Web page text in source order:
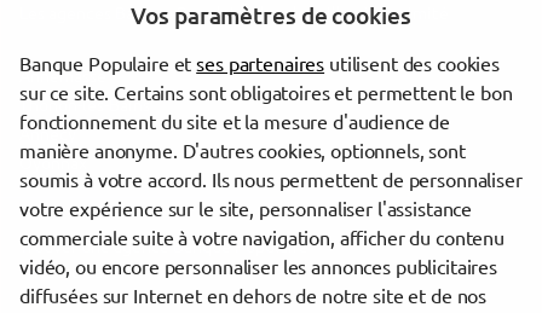
Les agences Banque Populaire dans les villes à proximité
Annemasse
Thonon-les-Bains
Annecy
Oyonnax
Trouver une agence Banque Populaire
Haute-Savoie
Annemasse
Vos paramètres de cookies
Banque Populaire etses partenaires utilisent des cookies
sur ce site. Certains sont obligatoires et permettent le bon
fonctionnement du site et la mesure d'audience de
manière anonyme. D'autres cookies, optionnels, sont
soumis à votre accord. Ils nous permettent de personnaliser
votre expérience sur le site, personnaliser l'assistance
commerciale suite à votre navigation, afficher du contenu
vidéo, ou encore personnaliser les annonces publicitaires
diffusées sur Internet en dehors de notre site et de nos